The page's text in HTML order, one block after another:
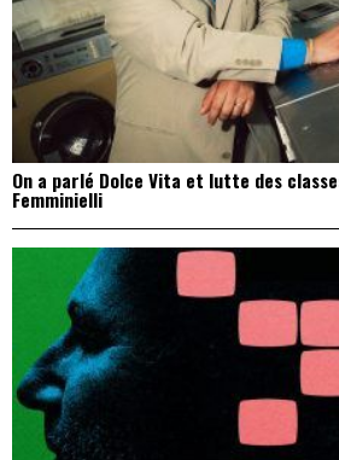
On a parlé Dolce Vita et lutte des
Femminielli